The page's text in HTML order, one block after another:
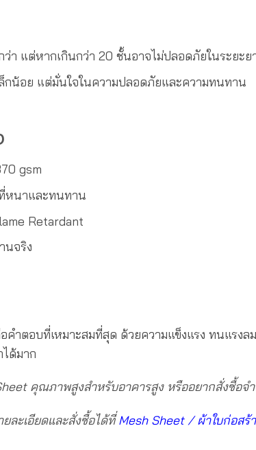
แต่หากเกินกว่า 20 ชั้นอาจไม่ปลอดภัยในระยะย
กน้อย แต่มั่นใจในความปลอดภัยและความทนทาน
gsm
ที่หนาและทนทาน
Retardant
นจริง
ำตอบที่เหมาะสมที่สุด ด้วยความแข็งแรง ทนแรง
ด้มาก
คุณภาพสูงสำหรับอาคารสูง หรืออยากสั่งซื้อจ
ละเอียดและสั่งซื้อได้ที่ Mesh Sheet / ผ้าใบก่อสร้